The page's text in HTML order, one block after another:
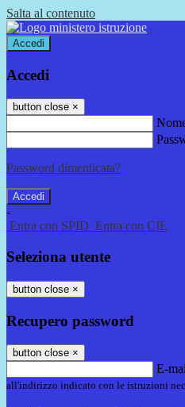
Salta al contenuto
Accedi
Accedi
button close ×
Password dimenticata?
-
Entra con SPID Entra con CIE
Seleziona utente
button close ×
Recupero password
button close ×
E-
all'indirizzo indicato con le istruzioni